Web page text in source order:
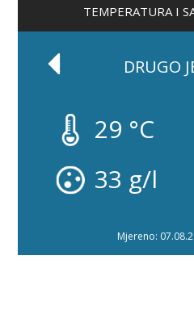
TEMPERATURA I
DRUGO
29 °C
33 g/l
Mjereno: